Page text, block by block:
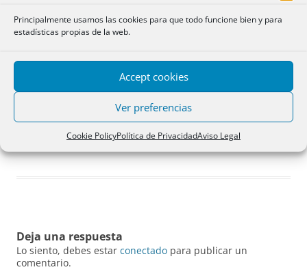
Principalmente usamos las cookies para que todo funcione bien y para
estadísticas propias de la web.
Accept cookies
Ver preferencias
Cookie PolicyPolítica de PrivacidadAviso Legal
Carrera de nadadores (paseo acelerado)
Deja una respuesta
Lo siento, debes estar conectado para publicar un
comentario.